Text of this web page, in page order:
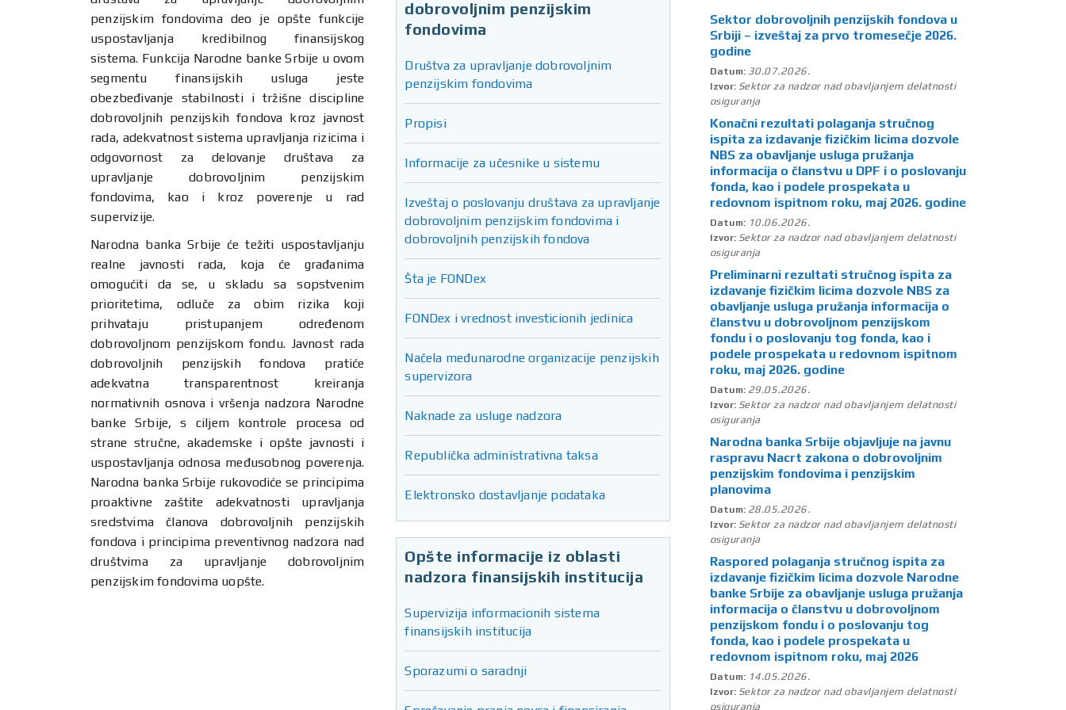
penzijskim fondovima deo je opšte funkcije
uspostavljanja kredibilnog finansijskog
sistema. Funkcija Narodne banke Srbije u ovom
segmentu finansijskih usluga jeste
obezbeđivanje stabilnosti i tržišne discipline
dobrovoljnih penzijskih fondova kroz javnost
rada, adekvatnost sistema upravljanja rizicima i
odgovornost za delovanje društava za
upravljanje dobrovoljnim penzijskim
fondovima, kao i kroz poverenje u rad
supervizije.
Narodna banka Srbije će težiti uspostavljanju
realne javnosti rada, koja će građanima
omogućiti da se, u skladu sa sopstvenim
prioritetima, odluče za obim rizika koji
prihvataju pristupanjem određenom
dobrovoljnom penzijskom fondu. Javnost rada
dobrovoljnih penzijskih fondova pratiće
adekvatna transparentnost kreiranja
normativnih osnova i vršenja nadzora Narodne
banke Srbije, s ciljem kontrole procesa od
strane stručne, akademske i opšte javnosti i
uspostavljanja odnosa međusobnog poverenja.
Narodna banka Srbije rukovodiće se principima
proaktivne zaštite adekvatnosti upravljanja
sredstvima članova dobrovoljnih penzijskih
fondova i principima preventivnog nadzora nad
društvima za upravljanje dobrovoljnim
penzijskim fondovima uopšte.
dobrovoljnim penzijskim
fondovima
Društva za upravljanje dobrovoljnim
penzijskim fondovima
Propisi
Informacije za učesnike u sistemu
Izveštaj o poslovanju društava za upravljanje
dobrovoljnim penzijskim fondovima i
dobrovoljnih penzijskih fondova
Šta je FONDex
FONDex i vrednost investicionih jedinica
Načela međunarodne organizacije penzijskih
supervizora
Naknade za usluge nadzora
Republička administrativna taksa
Elektronsko dostavljanje podataka
Opšte informacije iz oblasti
nadzora finansijskih institucija
Supervizija informacionih sistema
finansijskih institucija
Sporazumi o saradnji
Sektor dobrovoljnih penzijskih fondova u
Srbiji – izveštaj za prvo tromesečje 2026.
godine
Datum: 30.07.2026.
Izvor: Sektor za nadzor nad obavljanjem delatnosti
osiguranja
Konačni rezultati polaganja stručnog
ispita za izdavanje fizičkim licima dozvole
NBS za obavljanje usluga pružanja
informacija o članstvu u DPF i o poslovanju
fonda, kao i podele prospekata u
redovnom ispitnom roku, maj 2026. godine
Datum: 10.06.2026.
Izvor: Sektor za nadzor nad obavljanjem delatnosti
osiguranja
Preliminarni rezultati stručnog ispita za
izdavanje fizičkim licima dozvole NBS za
obavljanje usluga pružanja informacija o
članstvu u dobrovoljnom penzijskom
fondu i o poslovanju tog fonda, kao i
podele prospekata u redovnom ispitnom
roku, maj 2026. godine
Datum: 29.05.2026.
Izvor: Sektor za nadzor nad obavljanjem delatnosti
osiguranja
Narodna banka Srbije objavljuje na javnu
raspravu Nacrt zakona o dobrovoljnim
penzijskim fondovima i penzijskim
planovima
Datum: 28.05.2026.
Izvor: Sektor za nadzor nad obavljanjem delatnosti
osiguranja
Raspored polaganja stručnog ispita za
izdavanje fizičkim licima dozvole Narodne
banke Srbije za obavljanje usluga pružanja
informacija o članstvu u dobrovoljnom
penzijskom fondu i o poslovanju tog
fonda, kao i podele prospekata u
redovnom ispitnom roku, maj 2026
Datum: 14.05.2026.
Izvor: Sektor za nadzor nad obavljanjem delatnosti
osiguranja